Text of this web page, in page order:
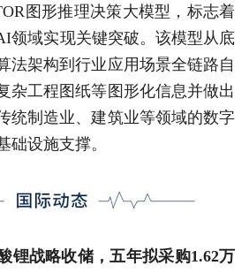
图形推理决策大模型，标志着
领域实现关键突破。该模型从底
法架构到行业应用场景全链路自
杂工程图纸等图形化信息并做出
统制造业、建筑业等领域的数字
础设施支撑。
锂战略收储，五年拟采购1.62万